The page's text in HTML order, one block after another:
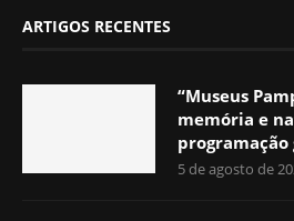
ARTIGOS RECENTES
“Museus
memória e
5 de agosto de